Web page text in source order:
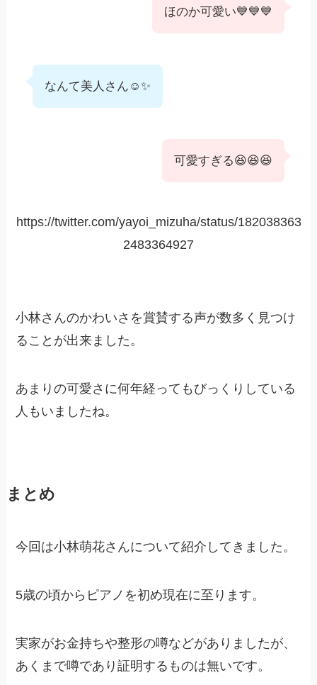
ほのか可愛い💙💙💙
なんて美人さん☺️✨
可愛すぎる😆😆😆
https://twitter.com/yayoi_mizuha/status/182038363
2483364927
小林さんのかわいさを賞賛する声が数多く見つけ
ることが出来ました。
あまりの可愛さに何年経ってもびっくりしている
人もいましたね。
まとめ
今回は小林萌花さんについて紹介してきました。
5歳の頃からピアノを初め現在に至ります。
実家がお金持ちや整形の噂などがありましたが、
あくまで噂であり証明するものは無いです。